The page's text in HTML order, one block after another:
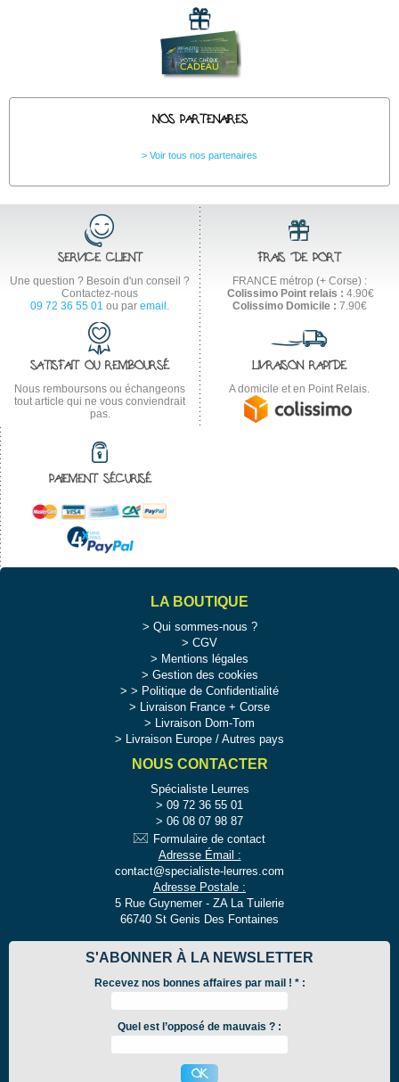
NOS PARTENAIRES
Voir tous nos partenaires
SERVICE CLIENT
Une question ? Besoin d'un conseil ?
Contactez-nous
09 72 36 55 01 ou par email .
FRAIS DE PORT
FRANCE métrop (+ Corse) :
Colissimo Point relais : 4.90€
Colissimo Domicile : 7.90€
SATISFAIT OU REMBOURSÉ
Nous remboursons ou échangeons
tout article qui ne vous conviendrait
pas.
LIVRAISON RAPIDE
A domicile et en Point Relais.
PAIEMENT SÉCURISÉ
LA BOUTIQUE
Qui sommes-nous ?
CGV
Mentions légales
Gestion des cookies
>
Politique de Confidentialité
Livraison France + Corse
Livraison Dom-Tom
Livraison Europe / Autres pays
NOUS CONTACTER
Spécialiste Leurres
09 72 36 55 01
06 08 07 98 87
Formulaire de contact
Adresse Émail :
contact@specialiste-leurres.com
Adresse Postale :
5 Rue Guynemer - ZA La Tuilerie
66740 St Genis Des Fontaines
S'ABONNER À LA NEWSLETTER
Recevez nos bonnes affaires par mail ! *:
Quel est l’opposé de mauvais ? :